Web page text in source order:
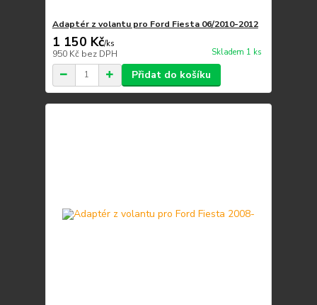
Adaptér z volantu pro Ford Fiesta 06/2010-2012
1 150 Kč/ks
950 Kč bez DPH Skladem 1 ks
Přidat do košíku